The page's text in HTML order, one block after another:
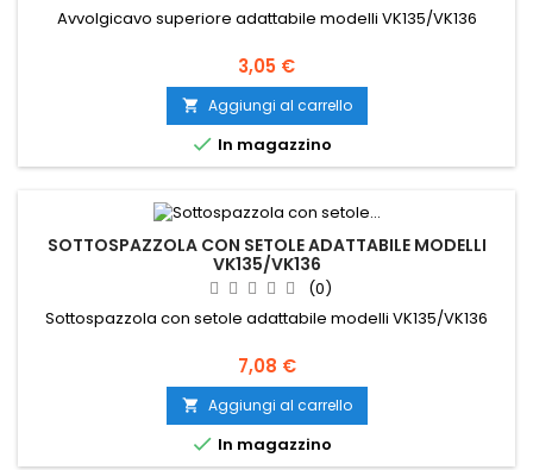
Avvolgicavo superiore adattabile modelli VK135/VK136
Prezzo
3,05 €
 Aggiungi al carrello
 In magazzino
SOTTOSPAZZOLA CON SETOLE ADATTABILE MODELLI
VK135/VK136
(0)
Sottospazzola con setole adattabile modelli VK135/VK136
Prezzo
7,08 €
 Aggiungi al carrello
 In magazzino